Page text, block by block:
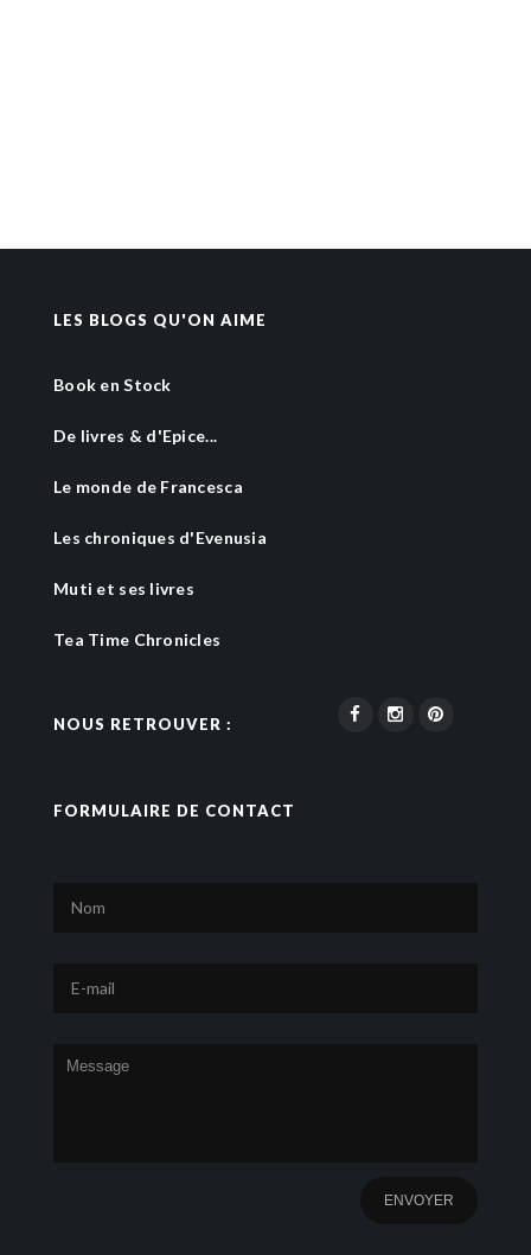
LES BLOGS QU'ON AIME
Book en Stock
De livres & d'Epice...
Le monde de Francesca
Les chroniques d'Evenusia
Muti et ses livres
Tea Time Chronicles
NOUS RETROUVER :
FORMULAIRE DE CONTACT